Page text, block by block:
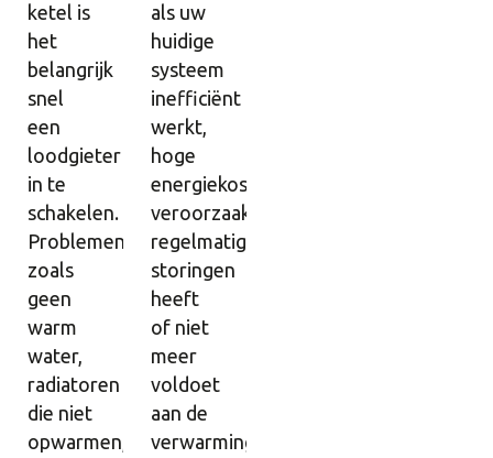
ketel is
het
belangrijk
snel
een
loodgieter
in te
schakelen.
Problemen
zoals
geen
warm
water,
radiatoren
die niet
opwarmen,
als uw
huidige
systeem
inefficiënt
werkt,
hoge
energiekosten
veroorzaakt,
regelmatig
storingen
heeft
of niet
meer
voldoet
aan de
verwarmingsbehoeften